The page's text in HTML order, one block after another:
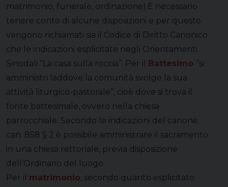
matrimonio, funerale, ordinazione).È necessario
tenere conto di alcune disposizioni e per questo
vengono richiamati sia il Codice di Diritto Canonico
che le indicazioni esplicitate negli Orientamenti
Sinodali “La casa sulla roccia”. Per il Battesimo “si
amministri laddove la comunità svolge la sua
attività liturgico-pastorale”, cioè dove si trova il
fonte battesimale, ovvero nella chiesa
parrocchiale. Secondo le indicazioni del canone
can. 858 § 2 è possibile amministrare il sacramento
in una chiesa rettoriale, previa disposizione
dell’Ordinario del luogo.
Per il matrimonio, secondo quanto esplicitato